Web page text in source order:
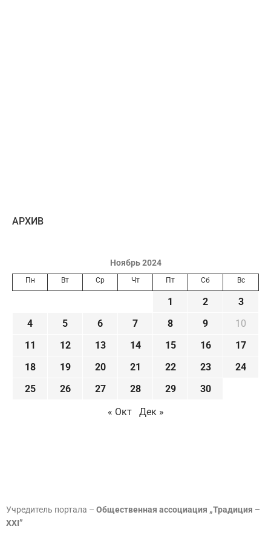
AРХИВ
Ноябрь 2024
Пн Вт Ср Чт Пт Сб Вс
1 2
3
4
5 6 7 8 9
10
11
12 13 14 15 16
17
18
19 20 21 22 23
24
25
26 27 28 29
30
« Окт
Дек »
Учредитель портала – Общественная ассоциация „Традиция –
XXI”